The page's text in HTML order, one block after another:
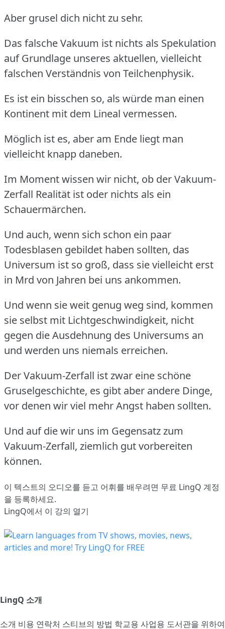
Aber grusel dich nicht zu sehr.
Das falsche Vakuum ist nichts als Spekulation
auf Grundlage unseres aktuellen, vielleicht
falschen Verständnis von Teilchenphysik.
Es ist ein bisschen so, als würde man einen
Kontinent mit dem Lineal vermessen.
Möglich ist es, aber am Ende liegt man
vielleicht knapp daneben.
Im Moment wissen wir nicht, ob der Vakuum-
Zerfall Realität ist oder nichts als ein
Schauermärchen.
Und auch, wenn sich schon ein paar
Todesblasen gebildet haben sollten, das
Universum ist so groß, dass sie vielleicht erst
in Mrd von Jahren bei uns ankommen.
Und wenn sie weit genug weg sind, kommen
sie selbst mit Lichtgeschwindigkeit, nicht
gegen die Ausdehnung des Universums an
und werden uns niemals erreichen.
Der Vakuum-Zerfall ist zwar eine schöne
Gruselgeschichte, es gibt aber andere Dinge,
vor denen wir viel mehr Angst haben sollten.
Und auf die wir uns im Gegensatz zum
Vakuum-Zerfall, ziemlich gut vorbereiten
können.
이 텍스트의 오디오를 듣고 어휘를 배우려면 무료 LingQ 계정
을 등록하세요.
LingQ에서 이 강의 열기
LingQ 소개
소개 비용 연락처 스티브의 방법 학교용 사업용 도서관을 위하여